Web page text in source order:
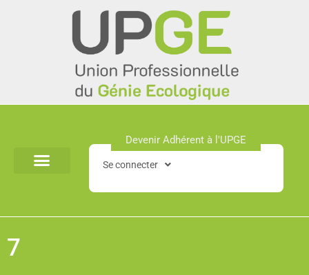
Devenir Adhérent à l'UPGE​
Se connecter
7